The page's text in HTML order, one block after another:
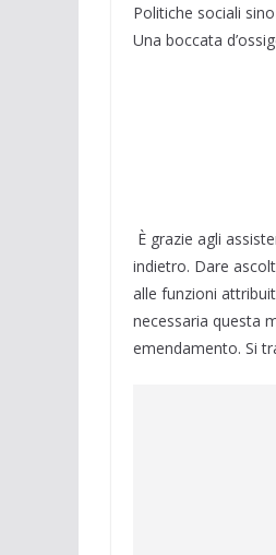
Politiche sociali
Una boccata
È grazie agli
indietro. Dare
alle funzioni
necessaria questa
emendamento. Si